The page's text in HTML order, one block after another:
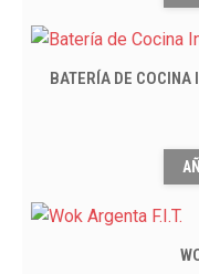
BATERÍA DE COCINA